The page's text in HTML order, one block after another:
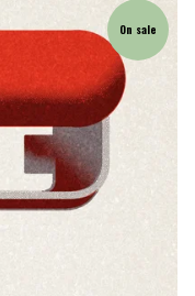
On sale